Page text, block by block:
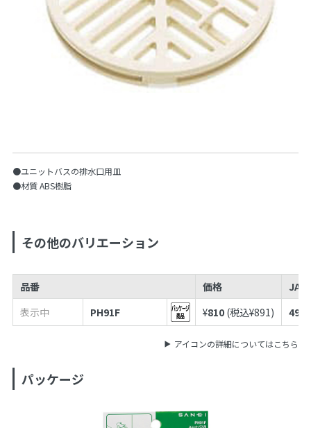
●ユニットバスの排水口用皿
●材質 ABS樹脂
その他のバリエーション
品番 価格
JAN
表示中
PH91F ¥810 (税込¥891)
アイコンの詳細についてはこちら
パッケージ